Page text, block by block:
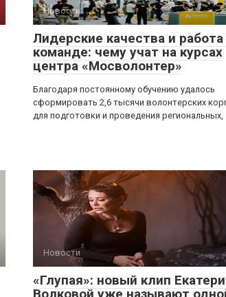
Новости
Лидерские качества и работа
команде: чему учат на курсах
центра «Мосволонтер»
Благодаря постоянному обучению удалось
сформировать 2,6 тысячи волонтерских
для подготовки и проведения региональных,
Новости
«Глупая»: новый клип